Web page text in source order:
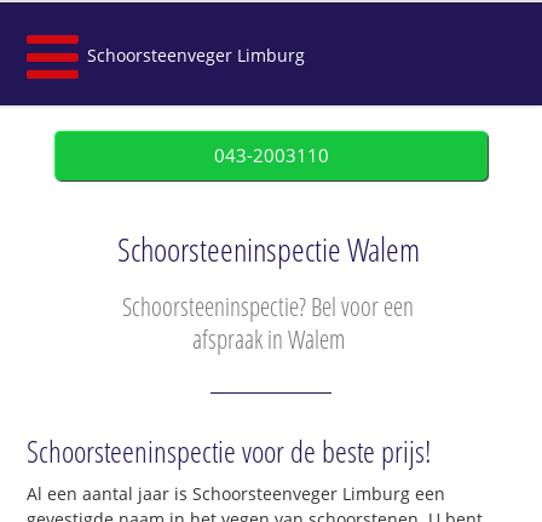
Schoorsteenveger Limburg
043-2003110
Schoorsteeninspectie Walem
Schoorsteeninspectie? Bel voor een
afspraak in Walem
Schoorsteeninspectie voor de beste prijs!
Al een aantal jaar is Schoorsteenveger Limburg een